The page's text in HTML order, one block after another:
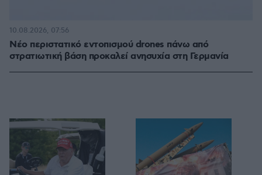
Νέο περιστατικό εντοπισμού drones πάνω από
στρατιωτική βάση προκαλεί ανησυχία στη Γερμανία
10.08.2026, 07:56